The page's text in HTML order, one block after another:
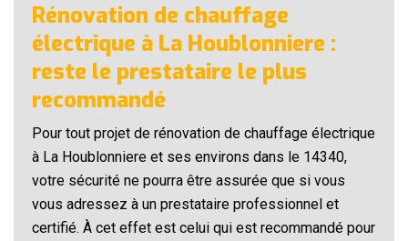
Rénovation de chauffage
électrique à La Houblonniere :
reste le prestataire le plus
recommandé
Pour tout projet de rénovation de chauffage électrique
à La Houblonniere et ses environs dans le 14340,
votre sécurité ne pourra être assurée que si vous
vous adressez à un prestataire professionnel et
certifié. À cet effet est celui qui est recommandé pour